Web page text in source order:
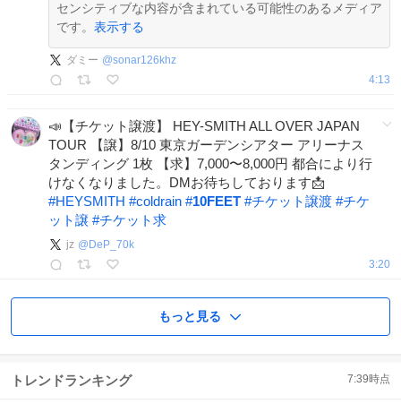
センシティブな内容が含まれている可能性のあるメディア
です。 表示する
ダミー @sonar126khz
4:13
📣【チケット譲渡】 HEY-SMITH ALL OVER JAPAN
TOUR 【譲】8/10 東京ガーデンシアター アリーナス
タンディング 1枚 【求】7,000〜8,000円 都合により行
けなくなりました。DMお待ちしております📩
#HEYSMITH #coldrain #10FEET #チケット譲渡 #チケ
ット譲 #チケット求
jz @ DeP_70k
3:20
もっと見る
トレンドランキング 7:39時点